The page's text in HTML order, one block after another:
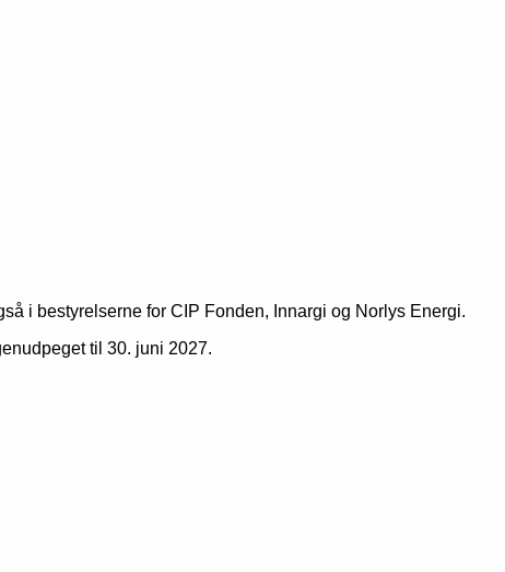
i bestyrelserne for CIP Fonden, Innargi og Norlys Energi.
til 30. juni 2027.